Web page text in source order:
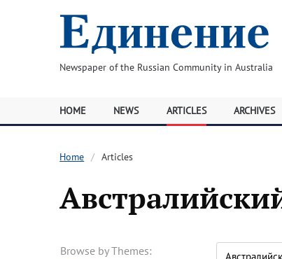
Newspaper of the Russian Community in Australia
HOME NEWS ARTICLES ARCHIVES
Home Articles
Browse by Themes: